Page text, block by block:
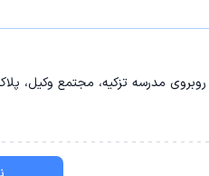
مدرسه تزکیه، مجتمع وکیل، پلاک 2، طبقه